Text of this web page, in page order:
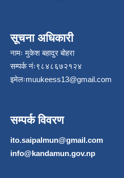
सूचना अधिकारी
नामः मुकेश बहादुर बोहरा
सम्पर्क नंः९८४८६७२१२४
इमेलःmuukeess13@gmail.com
सम्पर्क विवरण
ito.saipalmun@gmail.com
info@kandamun.gov.np